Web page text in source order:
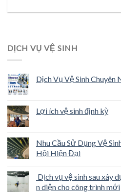
DỊCH VỤ VỆ SINH
Dịch Vụ Vệ Sinh Chuyên
Lợi ích vệ sinh định kỳ
Nhu Cầu Sử Dụng Vệ
Hội Hiện Đại
Dịch vụ vệ sinh sau xây
n diện cho công trình mới